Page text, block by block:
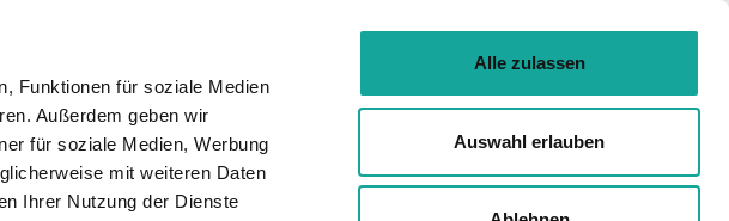
Funktionen für soziale Medien
Außerdem geben wir
für soziale Medien, Werbung
mit weiteren Daten
Ihrer Nutzung der Dienste
Alle zulassen
Auswahl erlauben
GEWERBE­KUNDEN GROSS­KUNDEN FINANZDIENST­LEISTUNGEN